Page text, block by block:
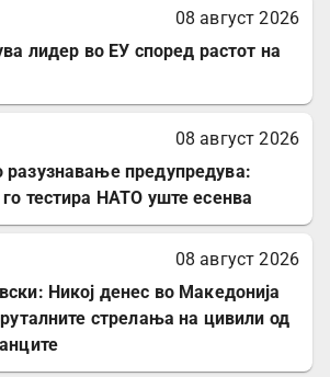
08 август 2026
лидер во ЕУ според растот на
08 август 2026
предупредува:
тестира НАТО уште есенва
08 август 2026
Никој денес во Македонија
стрелања на цивили од